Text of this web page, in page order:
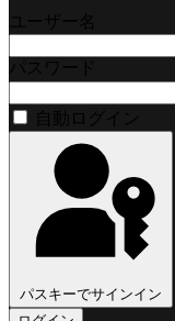
パスキーでサインイン